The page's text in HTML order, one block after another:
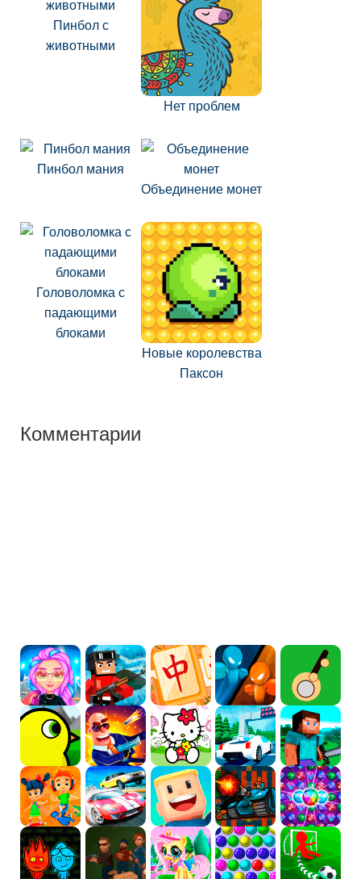
Пинбол с
животными
Нет проблем
Пинбол мания
Объединение монет
Головоломка с
падающими
блоками
Новые королевства
Паксон
Комментарии